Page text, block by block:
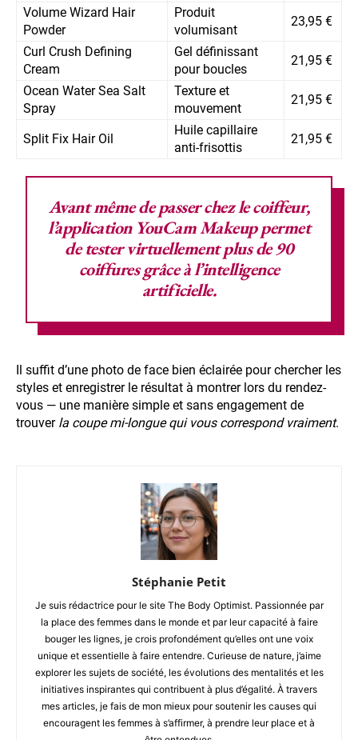
Volume Wizard Hair
Powder
Produit
volumisant
23,95 €
Curl Crush Defining
Cream
Gel définissant
pour boucles
21,95 €
Ocean Water Sea Salt
Spray
Texture et
mouvement
21,95 €
Split Fix Hair Oil
Huile capillaire
anti-frisottis
21,95 €
Avant même de passer chez lecoiffeur,
l’application YouCam Makeup permet
de tester virtuellement plus de 90
coiffures grâce à l’intelligence
artificielle.
Il suffit d’une photo de face bien éclairée pour chercher les
styles et enregistrer le résultat à montrer lors du rendez-
vous — une manière simple et sans engagement de
trouver la coupe mi-longue qui vous correspond vraiment.
Stéphanie Petit
Je suis rédactrice pour le site The Body Optimist. Passionnée par
la place des femmes dans le monde et par leur capacité à faire
bouger les lignes, je crois profondément qu’elles ont une voix
unique et essentielle à faire entendre. Curieuse de nature, j’aime
explorer les sujets de société, les évolutions des mentalités et les
initiatives inspirantes qui contribuent à plus d’égalité. À travers
mes articles, je fais de mon mieux pour soutenir les causes qui
encouragent les femmes à s’affirmer, à prendre leur place et à